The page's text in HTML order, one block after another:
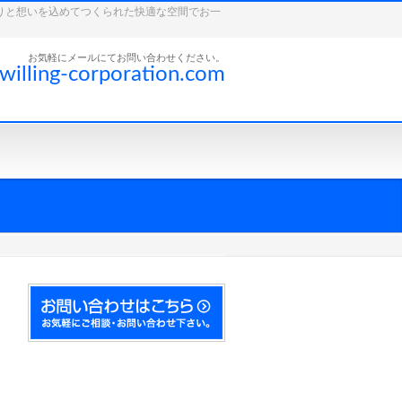
想いを込めてつくられた快適な空間でお一
お気軽にメールにてお問い合わせください。
corporation.com